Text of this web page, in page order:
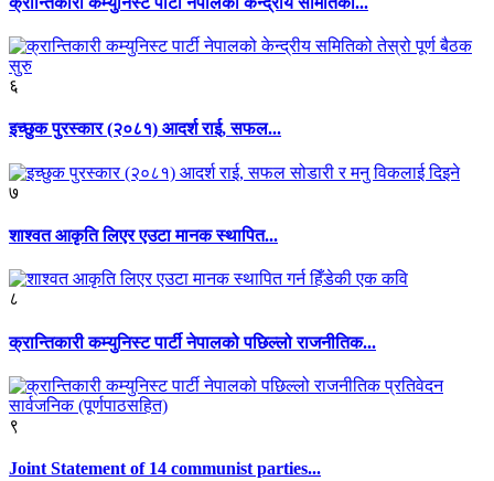
६
इच्छुक पुरस्कार (२०८१) आदर्श राई, सफल...
७
शाश्वत आकृति लिएर एउटा मानक स्थापित...
८
क्रान्तिकारी कम्युनिस्ट पार्टी नेपालको पछिल्लो राजनीतिक...
९
Joint Statement of 14 communist parties...